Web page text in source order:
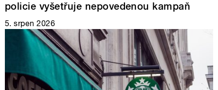
policie vyšetřuje nepovedenou kampaň
5. srpen 2026